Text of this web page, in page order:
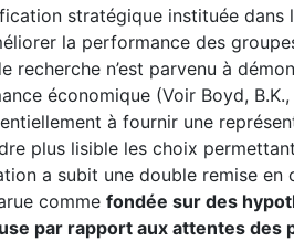
stratégique instituée dans
la performance des
recherche n’est parvenu à
économique (Voir Boyd,
à fournir une
plus lisible les choix
a subit une double remise
comme fondée sur des
par rapport aux attentes des